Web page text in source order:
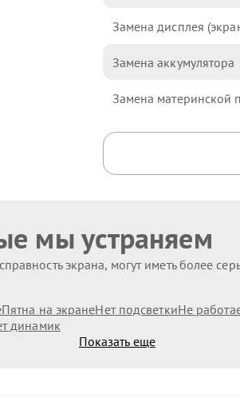
Замена дисплея
Замена аккумулятора
Замена материнской
мы устраняем
экрана, могут иметь более
Пятна на экранеНет подсветкиНе
динамик
Показать еще